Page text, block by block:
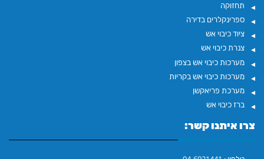
תחזוקה
ספרינקלרים בדירה
ציוד כיבוי אש
צנרת כיבוי אש
מערכות כיבוי אש בצפון
מערכות כיבוי אש בקריות
מערכת פריאקשן
ברז כיבוי אש
צרו איתנו קשר: